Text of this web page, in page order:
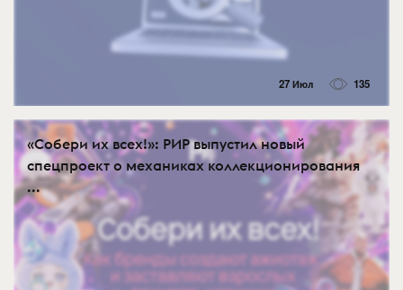
27 Июл 135
«Собери их всех!»: РИР выпустил новый
спецпроект о механиках коллекционирования
...